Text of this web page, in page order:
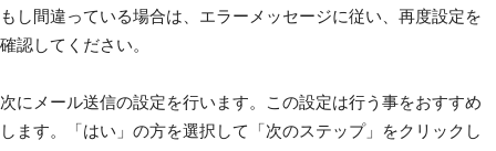
もし間違っている場合は、エラーメッセージに従い、再度設定を
確認してください。
次にメール送信の設定を行います。この設定は行う事をおすすめ
します。「はい」の方を選択して「次のステップ」をクリックし